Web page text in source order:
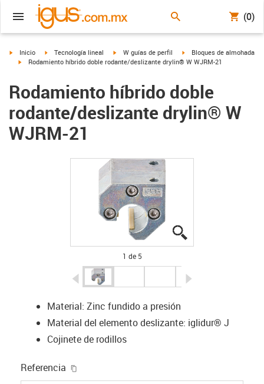
(0)
igus-icon-arrow-right
Inicio igus-icon-arrow-right
Tecnología lineal igus-icon-arrow-right
W guías de perfil igus-icon-arrow-right
Bloques de almohada
igus-icon-arrow-right
Rodamiento híbrido doble rodante/deslizante drylin® W WJRM-21
Rodamiento híbrido doble
rodante/deslizante drylin® W
WJRM-21
1 de 5
igus-icon-arrow-left
Material: Zinc fundido a presión
Material del elemento deslizante: iglidur® J
Cojinete de rodillos
Referencia